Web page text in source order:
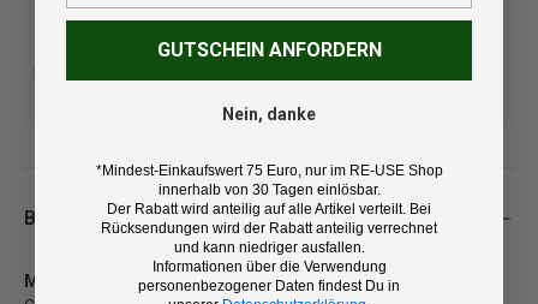
Beschreibung
Marke:
GUTSCHEIN ANFORDERN
Nein, danke
*Mindest-Einkaufswert 75 Euro, nur im RE-USE Shop
innerhalb von 30 Tagen einlösbar.
Der Rabatt wird anteilig auf alle Artikel verteilt. Bei
Rücksendungen wird der Rabatt anteilig verrechnet
und kann niedriger ausfallen.
Informationen über die Verwendung
personenbezogener Daten findest Du in